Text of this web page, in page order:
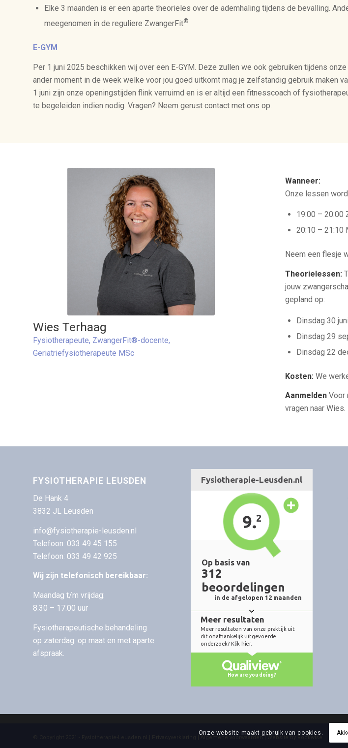
Elke 3 maanden is er een aparte theorieles over de ademhaling tijdens de bevalling.
meegenomen in de reguliere ZwangerFit®
E-GYM
Per 1 juni 2025 beschikken wij over een E-GYM. Deze zullen we ook gebruiken tijdens
ander moment in de week welke voor jou goed uitkomt mag je zelfstandig gebruik maken
1 juni zijn onze openingstijden flink verruimd en is er altijd een fitnesscoach of
te begeleiden indien nodig. Vragen? Neem gerust contact met ons op.
Wies Terhaag
Fysiotherapeute, ZwangerFit®-docente,
Geriatriefysiotherapeute MSc
Wanneer:
Onze lessen
19:00 – 20:00
20:10 – 21:10
Neem een flesje
Theorielessen:
jouw
gepland op:
Dinsdag 30
Dinsdag 29
Dinsdag 22
Kosten: We
Aanmelden Voor
vragen naar Wies.
FYSIOTHERAPIE LEUSDEN
De Hank 4
3832 JL Leusden
info@fysiotherapie-leusden.nl
Telefoon: 033 49 45 155
Telefoon: 033 49 42 925
Wij zijn telefonisch bereikbaar:
Maandag t/m vrijdag:
8.30 – 17.00 uur
Fysiotherapeutische behandeling
op zaterdag: op maat en met aparte
afspraak.
Algemene voorwaarden| Website by
Onze website maakt gebruik van cookies.